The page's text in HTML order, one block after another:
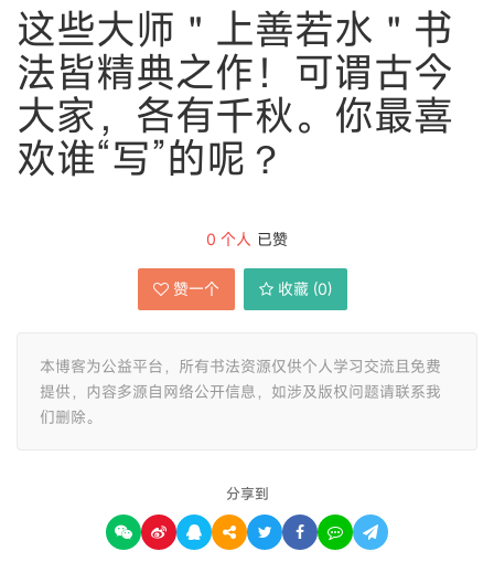
这些大师＂上善若水＂书
法皆精典之作！可谓古今
大家，各有千秋。你最喜
欢谁“写”的呢？
0 个人 已赞
赞一个 收藏 (0)
本博客为公益平台，所有书法资源仅供个人学习交流且免费
提供，内容多源自网络公开信息，如涉及版权问题请联系我
们删除。
分享到